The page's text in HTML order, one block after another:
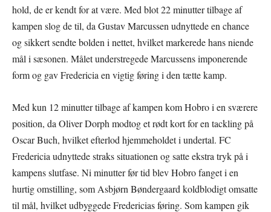
hold, de er kendt for at være. Med blot 22 minutter tilbage af
kampen slog de til, da Gustav Marcussen udnyttede en chance
og sikkert sendte bolden i nettet, hvilket markerede hans niende
mål i sæsonen. Målet understregede Marcussens imponerende
form og gav Fredericia en vigtig føring i den tætte kamp.
Med kun 12 minutter tilbage af kampen kom Hobro i en sværere
position, da Oliver Dorph modtog et rødt kort for en tackling på
Oscar Buch, hvilket efterlod hjemmeholdet i undertal. FC
Fredericia udnyttede straks situationen og satte ekstra tryk på i
kampens slutfase. Ni minutter før tid blev Hobro fanget i en
hurtig omstilling, som Asbjørn Bøndergaard koldblodigt omsatte
til mål, hvilket udbyggede Fredericias føring. Som kampen gik